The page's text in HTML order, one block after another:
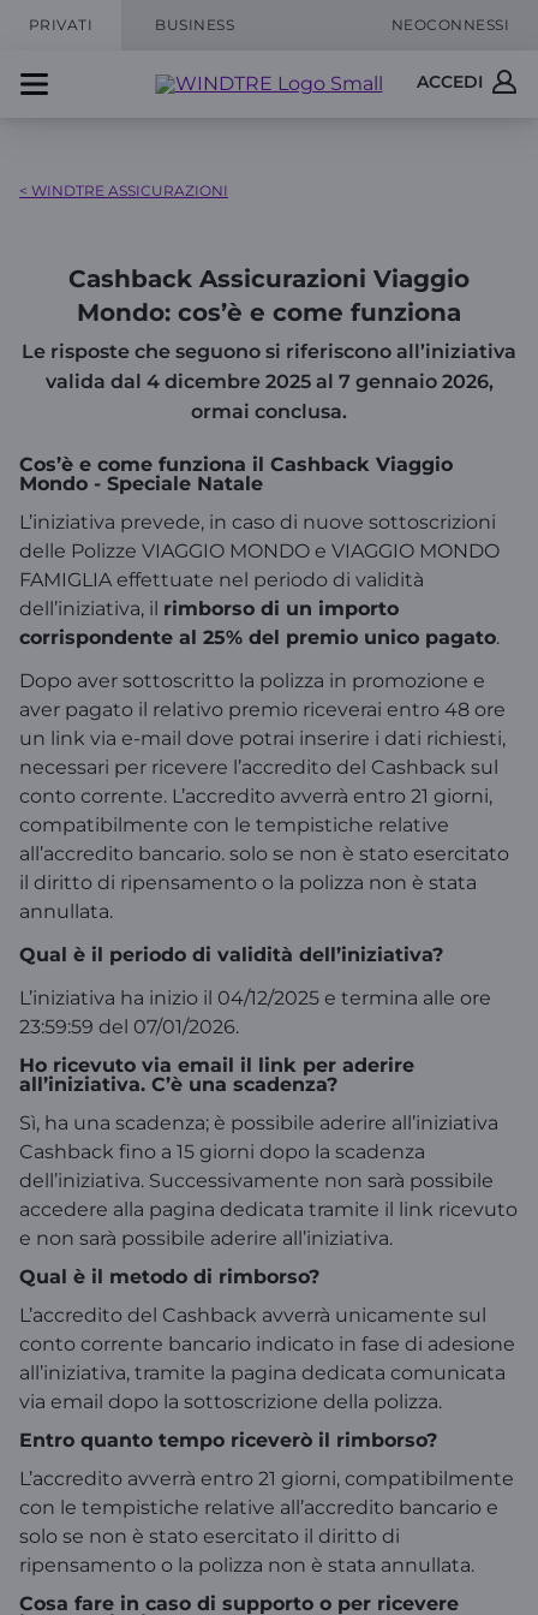
PRIVATI BUSINESS NEOCONNESSI
ACCEDI
< WINDTRE ASSICURAZIONI
Cashback Assicurazioni Viaggio
Mondo: cos’è e come funziona
Le risposte che seguono si riferiscono all’iniziativa
valida dal 4 dicembre 2025 al 7 gennaio 2026,
ormai conclusa.
Cos’è e come funziona il Cashback Viaggio
Mondo - Speciale Natale
L’iniziativa prevede, in caso di nuove sottoscrizioni
delle Polizze VIAGGIO MONDO e VIAGGIO MONDO
FAMIGLIA effettuate nel periodo di validità
dell’iniziativa, il rimborso di un importo
corrispondente al 25% del premio unico pagato.
Dopo aver sottoscritto la polizza in promozione e
aver pagato il relativo premio riceverai entro 48 ore
un link via e-mail dove potrai inserire i dati richiesti,
necessari per ricevere l’accredito del Cashback sul
conto corrente. L’accredito avverrà entro 21 giorni,
compatibilmente con le tempistiche relative
all’accredito bancario. solo se non è stato esercitato
il diritto di ripensamento o la polizza non è stata
annullata.
Qual è il periodo di validità dell’iniziativa?
L’iniziativa ha inizio il 04/12/2025 e termina alle ore
23:59:59 del 07/01/2026.
Ho ricevuto via email il link per aderire
all’iniziativa. C’è una scadenza?
Sì, ha una scadenza; è possibile aderire all’iniziativa
Cashback fino a 15 giorni dopo la scadenza
dell’iniziativa. Successivamente non sarà possibile
accedere alla pagina dedicata tramite il link ricevuto
e non sarà possibile aderire all’iniziativa.
Qual è il metodo di rimborso?
L’accredito del Cashback avverrà unicamente sul
conto corrente bancario indicato in fase di adesione
all’iniziativa, tramite la pagina dedicata comunicata
via email dopo la sottoscrizione della polizza.
Entro quanto tempo riceverò il rimborso?
L’accredito avverrà entro 21 giorni, compatibilmente
con le tempistiche relative all’accredito bancario e
solo se non è stato esercitato il diritto di
ripensamento o la polizza non è stata annullata.
Cosa fare in caso di supporto o per ricevere